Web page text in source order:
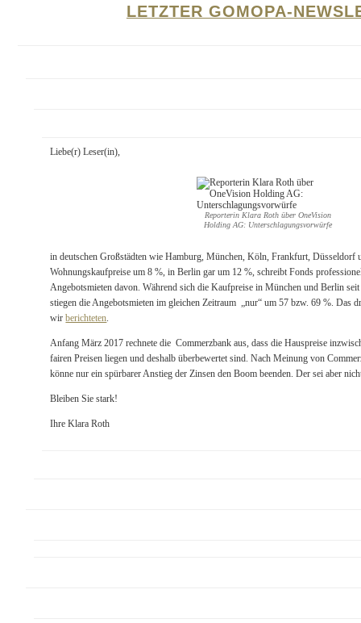
LETZTER GOMOPA-
Liebe(r) Leser(in),
Reporterin Klara Roth über OneVision
Holding AG: Unterschlagungsvorwürfe
in deutschen Großstädten wie Hamburg, München, Köln, Frankfurt, Düsseldorf
Wohnungskaufpreise um 8 %, in Berlin gar um 12 %, schreibt Fonds
Angebotsmieten davon. Während sich die Kaufpreise in München und Berlin
stiegen die Angebotsmieten im gleichen Zeitraum „nur“ um 57 bzw. 69 %. Das
wirberichteten.
Anfang März 2017 rechnete die Commerzbank aus, dass die Hauspreise
fairen Preisen liegen und deshalb überbewertet sind. Nach Meinung von
könne nur ein spürbarer Anstieg der Zinsen den Boom beenden. Der sei aber
Bleiben Sie stark!
Ihre Klara Roth